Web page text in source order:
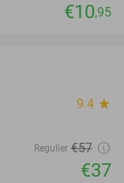
€10,95
9.4 star
Regulier €57
€37